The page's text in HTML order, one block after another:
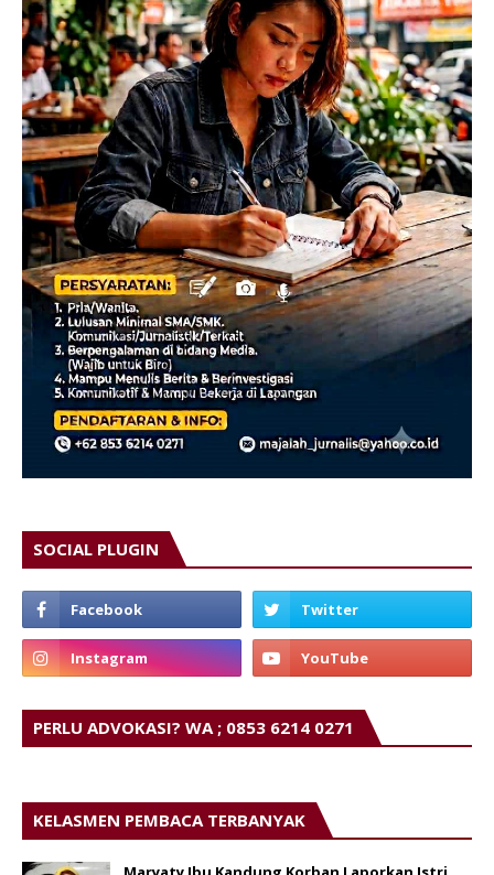
SOCIAL PLUGIN
PERLU ADVOKASI? WA ; 0853 6214 0271
KELASMEN PEMBACA TERBANYAK